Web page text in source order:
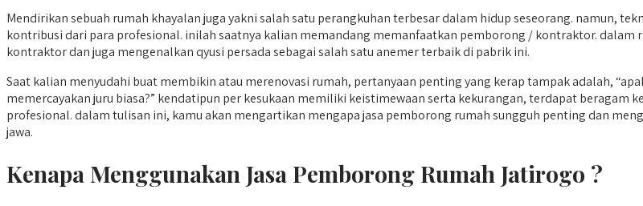
Mendirikan sebuah rumah khayalan juga yakni salah satu perangkuhan terbesar dalam hidup seseorang. namun,
kontribusi dari para profesional. inilah saatnya kalian memandang memanfaatkan pemborong / kontraktor.
kontraktor dan juga mengenalkan qyusi persada sebagai salah satu anemer terbaik di pabrik ini.
Saat kalian menyudahi buat membikin atau merenovasi rumah, pertanyaan penting yang kerap tampak adalah,
memercayakan juru biasa?” kendatipun per kesukaan memiliki keistimewaan serta kekurangan, terdapat beragam
profesional. dalam tulisan ini, kamu akan mengartikan mengapa jasa pemborong rumah sungguh penting dan
jawa.
Kenapa Menggunakan Jasa Pemborong Rumah Jatirogo ?